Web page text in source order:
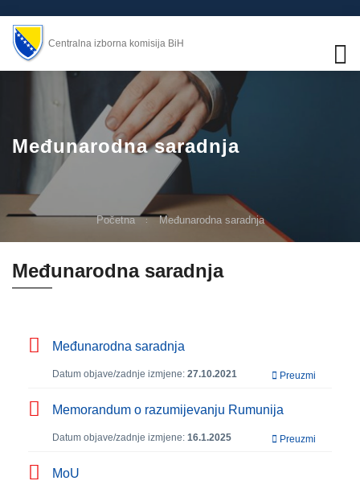
Centralna izborna komisija BiH
Međunarodna saradnja
Početna Međunarodna saradnja
Međunarodna saradnja
Međunarodna saradnja
Datum objave/zadnje izmjene: 27.10.2021 Preuzmi
Memorandum o razumijevanju Rumunija
Datum objave/zadnje izmjene: 16.1.2025 Preuzmi
MoU